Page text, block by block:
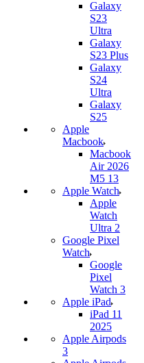
Galaxy
S23
Ultra
Galaxy
S23 Plus
Galaxy
S24
Ultra
Galaxy
S25
Apple
Macbook
Macbook
Air 2026
M5 13
Apple Watch
Apple
Watch
Ultra 2
Google Pixel
Watch
Google
Pixel
Watch 3
Apple iPad
iPad 11
2025
Apple Airpods
3